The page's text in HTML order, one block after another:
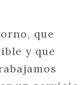
que
y que